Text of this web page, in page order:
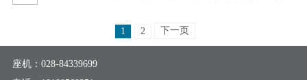
需求。其中这四个指标非常重要：...
1 2 下一页
座机： 028-84339699